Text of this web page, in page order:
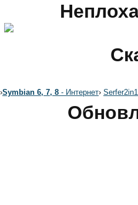
›Symbian 6, 7, 8 - Интернет›